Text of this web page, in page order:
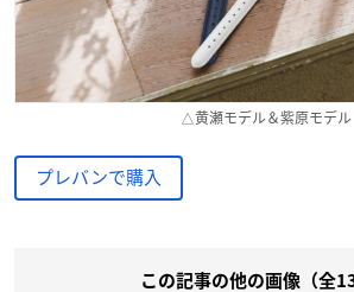
△黄瀬モデル＆紫原モデル
プレバンで購入
この記事の他の画像（全13